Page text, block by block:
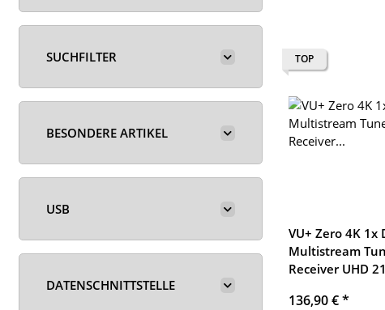
TOP
VU+ Zero 4K 1x
Multistream
Receiver UHD
136,90 €*
SUCHFILTER
BESONDERE ARTIKEL
USB
DATENSCHNITTSTELLE